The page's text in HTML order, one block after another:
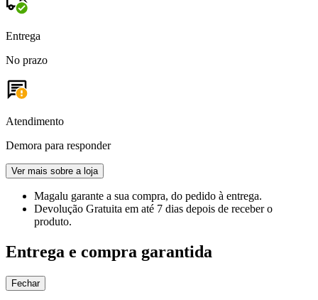
Entrega
No prazo
Atendimento
Demora para responder
Ver mais sobre a loja
Magalu garante a sua compra, do pedido à entrega.
Devolução Gratuita em até 7 dias depois de receber o
produto.
Entrega e compra garantida
Fechar